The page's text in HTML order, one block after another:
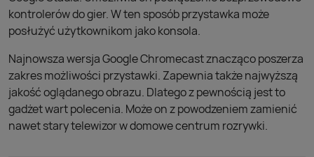
kontrolerów do gier. W ten sposób przystawka może
posłużyć użytkownikom jako konsola.
Najnowsza wersja Google Chromecast znacząco poszerza
zakres możliwości przystawki. Zapewnia także najwyższą
jakość oglądanego obrazu. Dlatego z pewnością jest to
gadżet wart polecenia. Może on z powodzeniem zamienić
nawet stary telewizor w domowe centrum rozrywki.